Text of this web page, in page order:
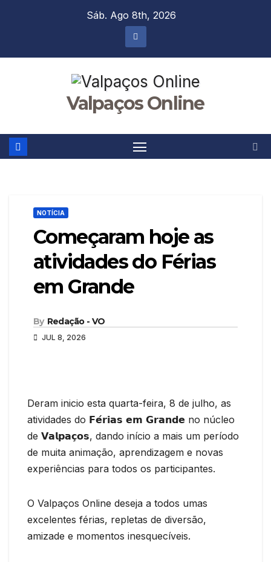
Sáb. Ago 8th, 2026
Valpaços Online
NOTÍCIA
Começaram hoje as
atividades do Férias
em Grande
By Redação - VO
JUL 8, 2026
Deram inicio esta quarta-feira, 8 de julho, as
atividades do 𝗙𝗲́𝗿𝗶𝗮𝘀 𝗲𝗺 𝗚𝗿𝗮𝗻𝗱𝗲 no núcleo
de 𝗩𝗮𝗹𝗽𝗮𝗰̧𝗼𝘀, dando início a mais um período
de muita animação, aprendizagem e novas
experiências para todos os participantes.
O Valpaços Online deseja a todos umas
excelentes férias, repletas de diversão,
amizade e momentos inesquecíveis.